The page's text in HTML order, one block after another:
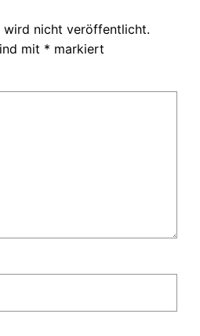
wird nicht veröffentlicht.
mit * markiert